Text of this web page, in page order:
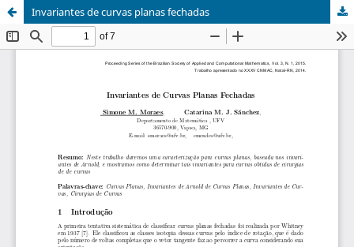
Invariantes de curvas planas fechadas